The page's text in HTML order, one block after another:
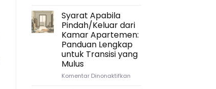
Antar
Provinsi
Sendiri
vs.
Jasa
Syarat Apabila
Pindah/Keluar dari
Kamar Apartemen:
Panduan Lengkap
untuk Transisi yang
Mulus
Komentar Dinonaktifkanpada